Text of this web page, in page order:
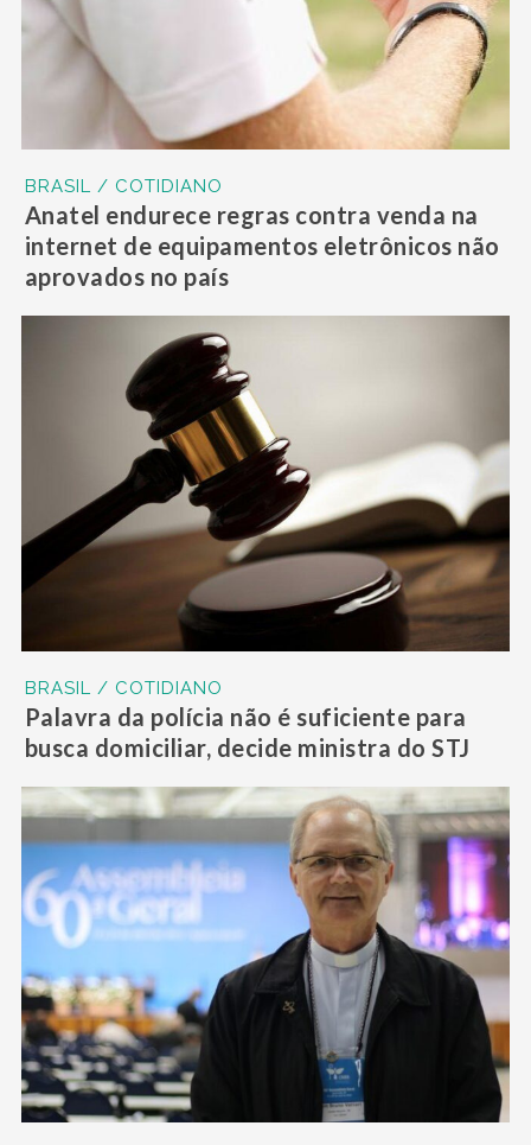
BRASIL / COTIDIANO
Anatel endurece regras contra venda na
internet de equipamentos eletrônicos não
aprovados no país
BRASIL / COTIDIANO
Palavra da polícia não é suficiente para
busca domiciliar, decide ministra do STJ